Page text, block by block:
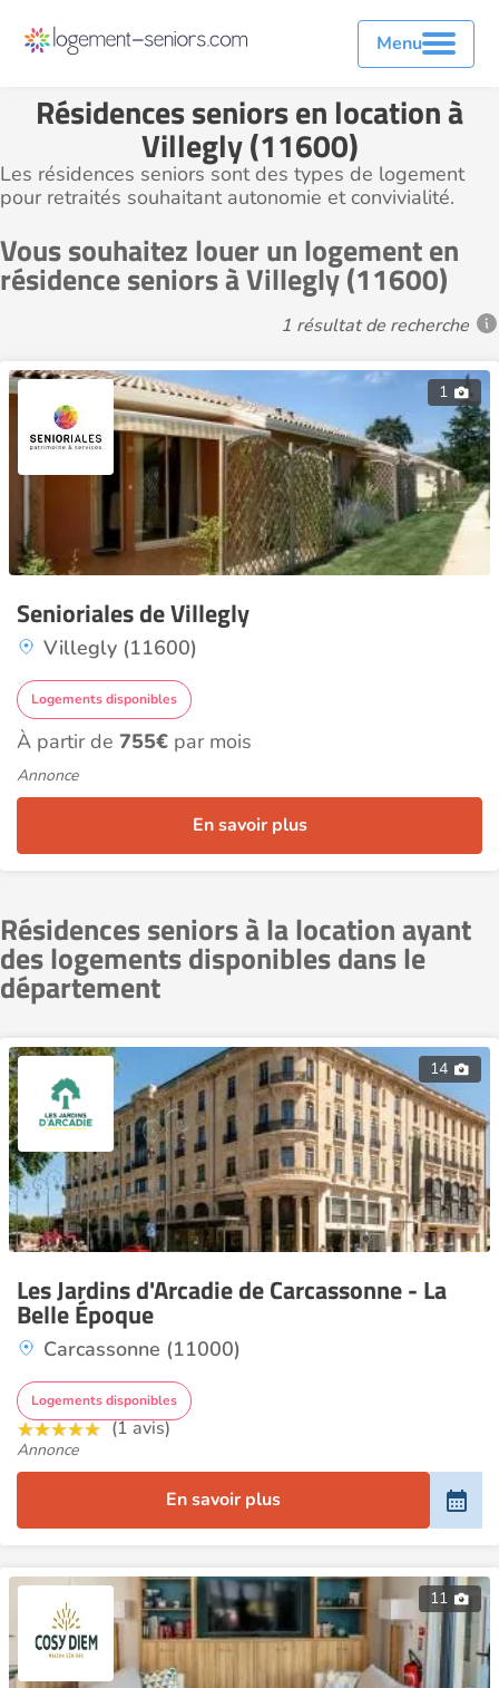
Menu
Résidences seniors en location à
Villegly (11600)
Les résidences seniors sont des types de logement
pour retraités souhaitant autonomie et convivialité.
Vous souhaitez louer un logement en
résidence seniors à Villegly (11600)
1 résultat de recherche
1
Senioriales de Villegly
Villegly (11600)
Logements disponibles
À partir de 755€ par mois
Annonce
En savoir plus
Résidences seniors à la location ayant
des logements disponibles dans le
département
14
Les Jardins d'Arcadie de Carcassonne - La
Belle Époque
Carcassonne (11000)
Logements disponibles
(1 avis)
Annonce
En savoir plus
11